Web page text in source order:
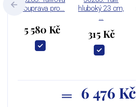
souprava pro…
5 580 Kč
hluboký 23 cm,
…
315 Kč
6 476 Kč